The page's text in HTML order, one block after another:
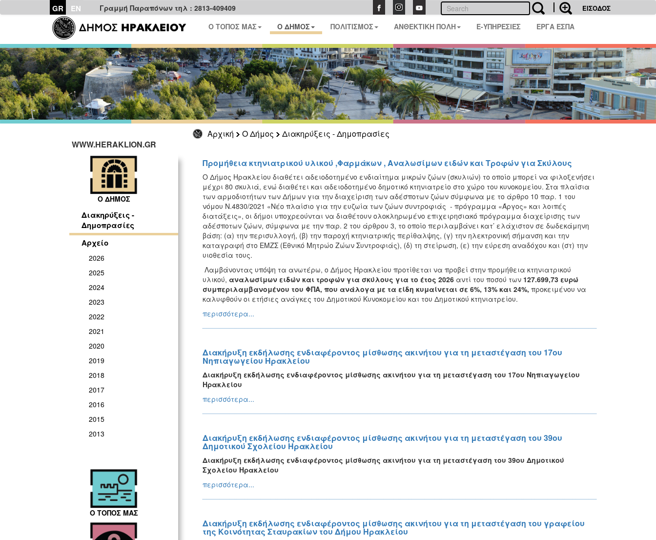
GR EN Γραμμή Παραπόνων τηλ : 2813-409409 ΕΙΣΟΔΟΣ
Ο ΤΟΠΟΣ ΜΑΣ Ο ΔΗΜΟΣ ΠΟΛΙΤΙΣΜΟΣ ΑΝΘΕΚΤΙΚΗ ΠΟΛΗ E-ΥΠΗΡΕΣΙΕΣ ΕΡΓΑ ΕΣΠΑ
Αρχική Ο Δήμος
Διακηρύξεις - Δημοπρασίες
WWW.HERAKLION.GR
Ο ΔΗΜΟΣ
Διακηρύξεις -
Δημοπρασίες
Αρχείο
2026
2025
2024
2023
2022
2021
2020
2019
2018
2017
2016
2015
2013
Ο ΤΟΠΟΣ ΜΑΣ
Προμήθεια κτηνιατρικού υλικού ,Φαρμάκων , Αναλωσίμων ειδών και Τροφών για Σκύλους
O Δήμος Ηρακλείου διαθέτει αδειοδοτημένο ενδιαίτημα μικρών ζώων (σκυλιών) το οποίο μπορεί να φιλοξενήσει
μέχρι 80 σκυλιά, ενώ διαθέτει και αδειοδοτημένο δημοτικό κτηνιατρείο στο χώρο του κυνοκομείου. Στα πλαίσια
των αρμοδιοτήτων των Δήμων για την διαχείριση των αδέσποτων ζώων σύμφωνα με το άρθρο 10 παρ. 1 του
νόμου Ν.4830/2021 «Νέο πλαίσιο για την ευζωία των ζώων συντροφιάς - πρόγραμμα «Άργος» και λοιπές
διατάξεις», οι δήμοι υποχρεούνται να διαθέτουν ολοκληρωμένο επιχειρησιακό πρόγραμμα διαχείρισης των
αδέσποτων ζώων, σύμφωνα με την παρ. 2 του άρθρου 3, το οποίο περιλαμβάνει κατ’ ελάχιστον σε δωδεκάμηνη
βάση: (α) την περισυλλογή, (β) την παροχή κτηνιατρικής περίθαλψης, (γ) την ηλεκτρονική σήμανση και την
καταγραφή στο ΕΜΖΣ (Εθνικό Μητρώο Ζώων Συντροφιάς), (δ) τη στείρωση, (ε) την εύρεση αναδόχου και (στ) την
υιοθεσία τους.
Λαμβάνοντας υπόψη τα ανωτέρω, ο Δήμος Ηρακλείου προτίθεται να προβεί στην προμήθεια κτηνιατρικού
υλικού, αναλωσίμων ειδών και τροφών για σκύλους για το έτος 2026 αντί του ποσού των 127.699,73 ευρώ
συμπεριλαμβανομένου του ΦΠΑ, που ανάλογα με τα είδη κυμαίνεται σε 6%, 13% και 24%, προκειμένου να
καλυφθούν οι ετήσιες ανάγκες του Δημοτικού Κυνοκομείου και του Δημοτικού κτηνιατρείου.
περισσότερα...
Διακήρυξη εκδήλωσης ενδιαφέροντος μίσθωσης ακινήτου για τη μεταστέγαση του 17ου
Νηπιαγωγείου Ηρακλείου
Διακήρυξη εκδήλωσης ενδιαφέροντος μίσθωσης ακινήτου για τη μεταστέγαση του 17ου Νηπιαγωγείου
Ηρακλείου
περισσότερα...
Διακήρυξη εκδήλωσης ενδιαφέροντος μίσθωσης ακινήτου για τη μεταστέγαση του 39ου
Δημοτικού Σχολείου Ηρακλείου
Διακήρυξη εκδήλωσης ενδιαφέροντος μίσθωσης ακινήτου για τη μεταστέγαση του 39ου Δημοτικού
Σχολείου Ηρακλείου
περισσότερα...
Διακήρυξη εκδήλωσης ενδιαφέροντος μίσθωσης ακινήτου για τη μεταστέγαση του γραφείου
της Κοινότητας Σταυρακίων του Δήμου Ηρακλείου